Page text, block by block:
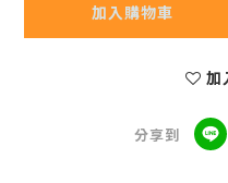
加入購物車
加
分享到